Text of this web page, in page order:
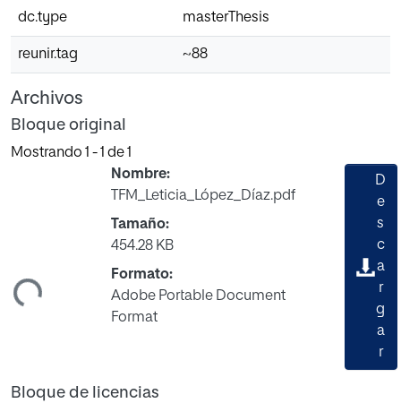
dc.type masterThesis
reunir.tag ~88
Archivos
Bloque original
Mostrando 1 - 1 de 1
Nombre:
TFM_Leticia_López_Díaz.pdf
Tamaño:
454.28 KB
Formato:
Adobe Portable Document
Format
D
e
s
c
a
r
g
a
r
Bloque de licencias